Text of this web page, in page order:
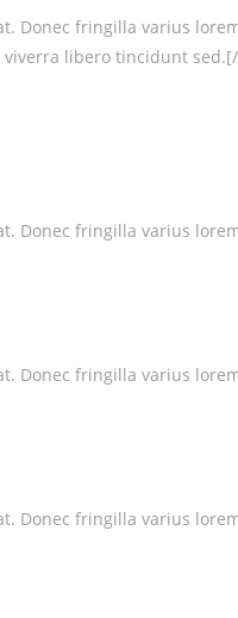
Donec fringilla varius
viverra libero tincidunt
Donec fringilla varius
Donec fringilla varius
Donec fringilla varius